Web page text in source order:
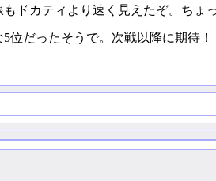
ドカティより速く見えたぞ。ちょ
位だったそうで。次戦以降に期待！